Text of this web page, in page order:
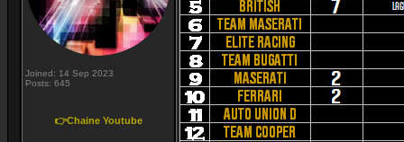
Joined: 14 Sep 2023
Posts: 645
👉Chaine Youtube